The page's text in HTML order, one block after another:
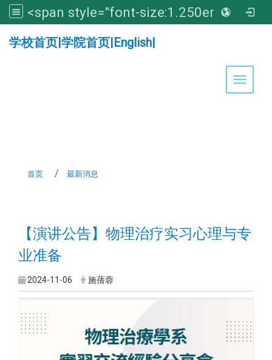
<span style="font-size:1.250em;"><strong>亚洲大学医学暨健康学院</strong></span>
学校首页|学院首页|English|
Toggle
首页 最新消息
【演讲公告】物理治疗实习心理与专
业准备
2024-11-06 施蒨蓉